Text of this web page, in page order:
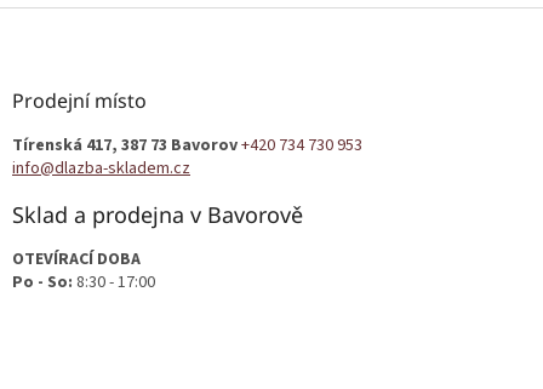
Z
Prodejní místo
Tírenská 417, 387 73 Bavorov+420 734 730 953
info@dlazba-skladem.cz
Sklad a prodejna v Bavorově
OTEVÍRACÍ DOBA
Po - So: 8:30 - 17:00